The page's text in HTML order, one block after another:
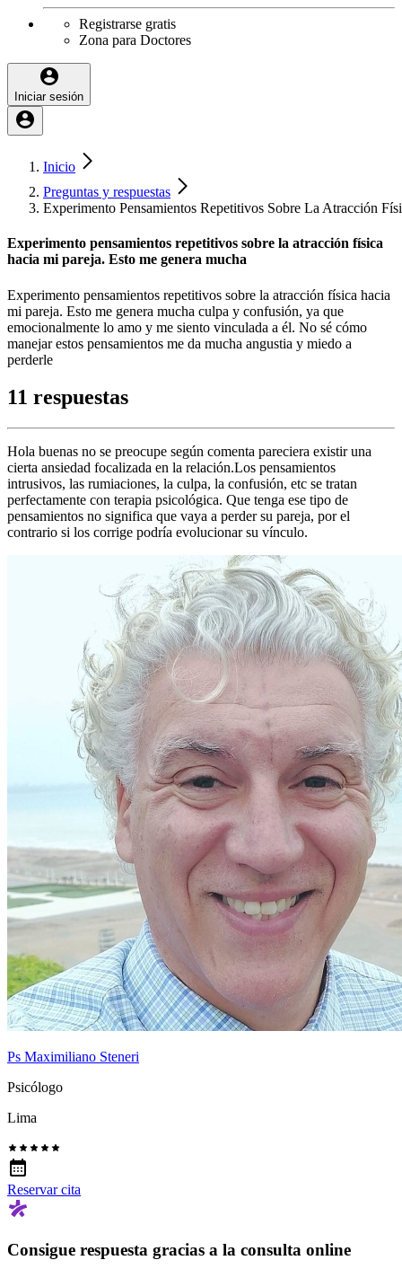
Registrarse gratis
Zona para Doctores
Iniciar sesión
Inicio
Preguntas y respuestas
Experimento Pensamientos Repetitivos Sobre La Atracción
Experimento pensamientos repetitivos sobre la atracción física
hacia mi pareja. Esto me genera mucha
Experimento pensamientos repetitivos sobre la atracción física hacia
mi pareja. Esto me genera mucha culpa y confusión, ya que
emocionalmente lo amo y me siento vinculada a él. No sé cómo
manejar estos pensamientos me da mucha angustia y miedo a
perderle
11 respuestas
Hola buenas no se preocupe según comenta pareciera existir una
cierta ansiedad focalizada en la relación.Los pensamientos
intrusivos, las rumiaciones, la culpa, la confusión, etc se tratan
perfectamente con terapia psicológica. Que tenga ese tipo de
pensamientos no significa que vaya a perder su pareja, por el
contrario si los corrige podría evolucionar su vínculo.
Ps Maximiliano Steneri
Psicólogo
Lima
Reservar cita
Consigue respuesta gracias a la consulta online